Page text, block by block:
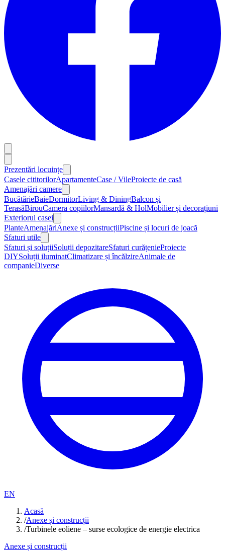
Prezentări locuințe
Casele cititorilorApartamenteCase / VileProiecte de casă
Amenajări camere
BucătărieBaieDormitorLiving & DiningBalcon și
TerasăBirouCamera copiilorMansardă & HolMobilier și decorațiuni
Exteriorul casei
PlanteAmenajăriAnexe și construcțiiPiscine și locuri de joacă
Sfaturi utile
Sfaturi și soluțiiSoluții depozitareSfaturi curățenieProiecte
DIYSoluții iluminatClimatizare și încălzireAnimale de
companieDiverse
EN
Acasă
/Anexe și construcții
/Turbinele eoliene – surse ecologice de energie electrica
Anexe și construcții